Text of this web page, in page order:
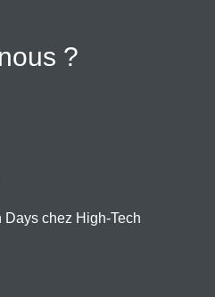
?
chez High-Tech